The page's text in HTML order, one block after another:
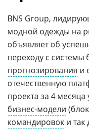
BNS Group,
модной одежды на
объявляет об
переходу с
прогнозирования и
отечественную
проекта за 4
бизнес-модели
командировок и так